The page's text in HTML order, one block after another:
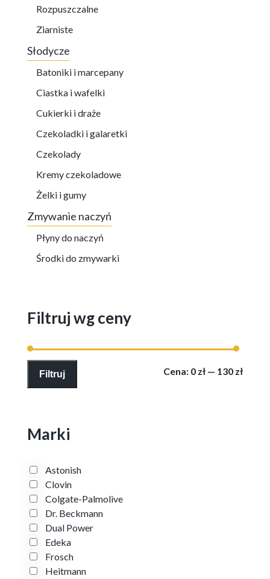
Rozpuszczalne
Ziarniste
Słodycze
Batoniki i marcepany
Ciastka i wafelki
Cukierki i draże
Czekoladki i galaretki
Czekolady
Kremy czekoladowe
Żelki i gumy
Zmywanie naczyń
Płyny do naczyń
Środki do zmywarki
Filtruj wg ceny
Cena
Cena
Filtruj Cena: 0 zł — 130 zł
Marki
Astonish
Clovin
Colgate-Palmolive
Dr. Beckmann
Dual Power
Edeka
Frosch
Heitmann